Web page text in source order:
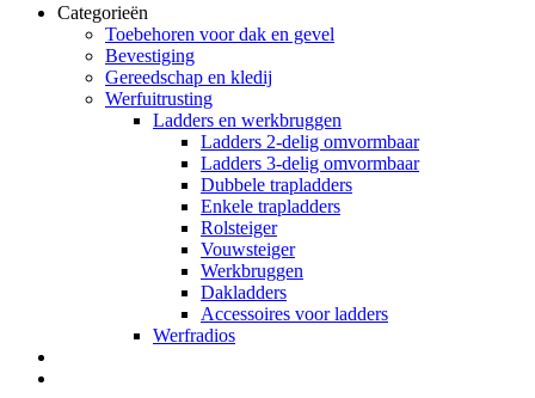
Categorieën
Toebehoren voor dak en gevel
Bevestiging
Gereedschap en kledij
Werfuitrusting
Ladders en werkbruggen
Ladders 2-delig omvormbaar
Ladders 3-delig omvormbaar
Dubbele trapladders
Enkele trapladders
Rolsteiger
Vouwsteiger
Werkbruggen
Dakladders
Accessoires voor ladders
Werfradios